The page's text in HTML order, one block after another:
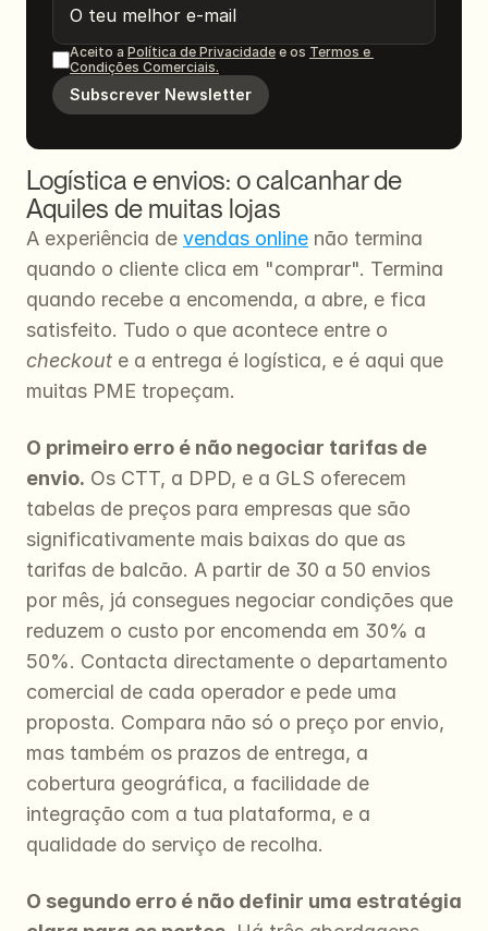
Aceito a Política de Privacidade e os Termos e
Condições Comerciais.
Subscrever Newsletter
Logística e envios: o calcanhar de
Aquiles de muitas lojas
A experiência de vendas online não termina
quando o cliente clica em "comprar". Termina
quando recebe a encomenda, a abre, e fica
checkout e a entrega é logística, e é aqui que
muitas PME tropeçam.
O primeiro erro é não negociar tarifas de
envio. Os CTT, a DPD, e a GLS oferecem
tabelas de preços para empresas que são
significativamente mais baixas do que as
tarifas de balcão. A partir de 30 a 50 envios
por mês, já consegues negociar condições que
reduzem o custo por encomenda em 30% a
50%. Contacta directamente o departamento
comercial de cada operador e pede uma
proposta. Compara não só o preço por envio,
mas também os prazos de entrega, a
cobertura geográfica, a facilidade de
integração com a tua plataforma, e a
qualidade do serviço de recolha.
O segundo erro é não definir uma estratégia